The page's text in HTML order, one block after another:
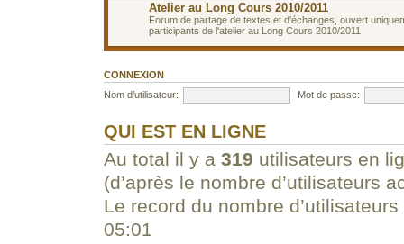
Atelier au Long Cours 2010/2011
Forum de partage de textes et d'échanges, ouvert
participants de l'atelier au Long Cours 2010/2011
CONNEXION
Nom d’utilisateur:
Mot de passe:
QUI EST EN LIGNE
Au total il y a 319 utilisateurs en
(d’après le nombre d’utilisateurs
Le record du nombre
05:01